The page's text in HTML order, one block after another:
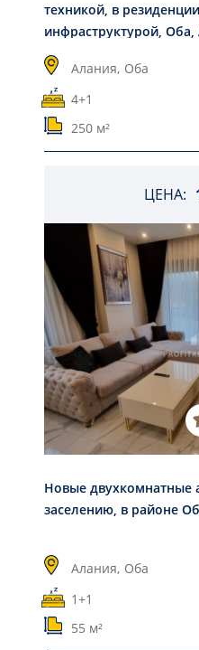
техникой, в
инфраструктурой,
Алания, Оба
4+1
250 м²
ЦЕНА:
Новые двухкомнатные
заселению, в районе
Алания, Оба
1+1
55 м²